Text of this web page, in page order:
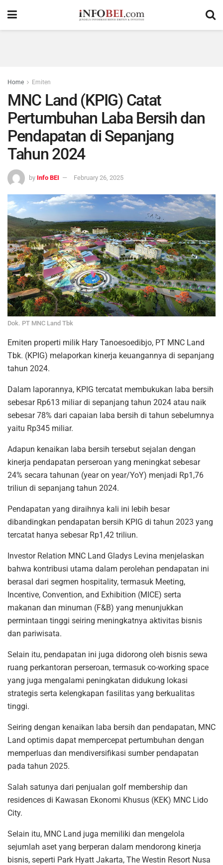
Home Emiten
MNC Land (KPIG) Catat
Pertumbuhan Laba Bersih dan
Pendapatan di Sepanjang
Tahun 2024
by Info BEI February 26, 2025
Dok. PT MNC Land Tbk
Emiten properti milik Hary Tanoesoedibjo, PT MNC Land
Tbk. (KPIG) melaporkan kinerja keuangannya di sepanjang
tahun 2024.
Dalam laporannya, KPIG tercatat membukukan laba bersih
sebesar Rp613 miliar di sepanjang tahun 2024 atau naik
sebesar 78% dari capaian laba bersih di tahun sebelumnya
yaitu Rp345 miliar.
Adapun kenaikan laba bersih tersebut sejalan dengan
kinerja pendapatan perseroan yang meningkat sebesar
24% secara tahunan (year on year/YoY) menjadi Rp1,76
triliun di sepanjang tahun 2024.
Pendapatan yang diraihnya kali ini lebih besar
dibandingkan pendapatan bersih KPIG di tahun 2023 yang
tercatat hanya sebesar Rp1,42 triliun.
Investor Relation MNC Land Gladys Levina menjelaskan
bahwa kontribusi utama dalam perolehan pendapatan ini
berasal dari segmen hospitality, termasuk Meeting,
Incentive, Convention, and Exhibition (MICE) serta
makanan dan minuman (F&B) yang menunjukkan
permintaan tinggi seiring meningkatnya aktivitas bisnis
dan pariwisata.
Selain itu, pendapatan ini juga didorong oleh bisnis sewa
ruang perkantoran perseroan, termasuk co-working space
yang juga mengalami peningkatan didukung lokasi
strategis serta kelengkapan fasilitas yang berkualitas
tinggi.
Seiring dengan kenaikan laba bersih dan pendapatan, MNC
Land optimis dapat mempercepat pertumbuhan dengan
memperluas dan mendiversifikasi sumber pendapatan
pada tahun 2025.
Salah satunya dari penjualan golf membership dan
residences di Kawasan Ekonomi Khusus (KEK) MNC Lido
City.
Selain itu, MNC Land juga memiliki dan mengelola
sejumlah aset yang berperan dalam mendorong kinerja
bisnis, seperti Park Hyatt Jakarta, The Westin Resort Nusa